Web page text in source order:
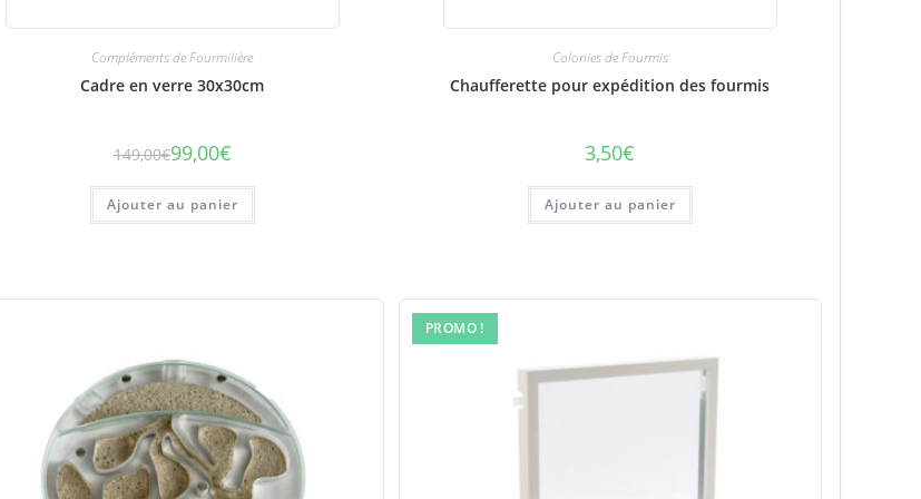
Compléments de Fourmilière
Cadre en verre 30x30cm
149,00€Le
initial
était :
149,00€.
99,00€
Le
actuel
est :
99,00€.
Ajouter au panier
Colonies de Fourmis
Chaufferette pour expédition des fourmis
3,50€
Ajouter au panier
PROMO !